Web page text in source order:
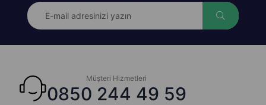
Müşteri Hizmetleri
0850 244 49 59